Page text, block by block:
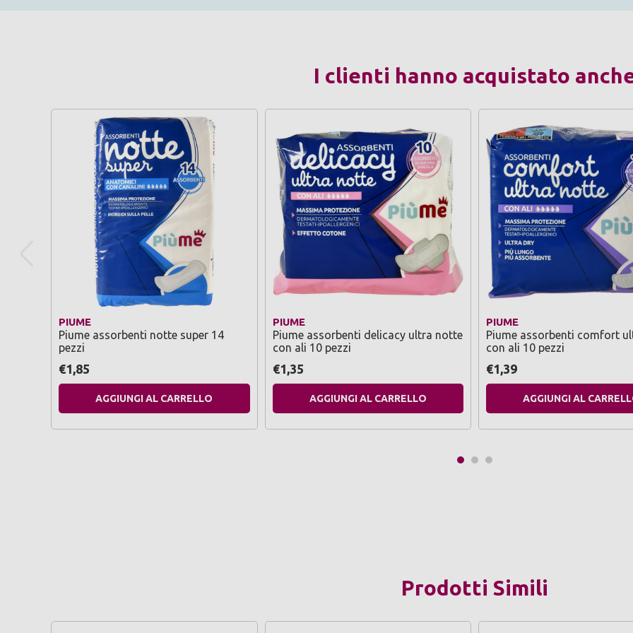
I clienti hanno acquistato
PIUME
Piume assorbenti notte super 14
pezzi
€1,85
AGGIUNGI AL CARRELLO
PIUME
Piume assorbenti delicacy ultra notte
con ali 10 pezzi
€1,35
AGGIUNGI AL CARRELLO
PIUME
Piume assorbenti comfort
con ali 10 pezzi
€1,39
AGGIUNGI AL
Prodotti Simili